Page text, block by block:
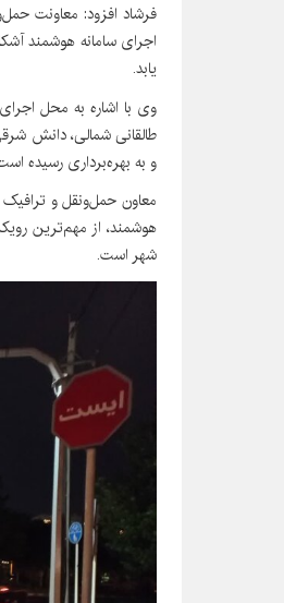
فرشاد افزود: معاونت
اجرای سامانه هوشمند
یابد.
طالقانی شمالی، دانش
و به بهره‌برداری رسیده
معاون حمل‌ونقل و
هوشمند، از مهم‌ترین
شهر است.